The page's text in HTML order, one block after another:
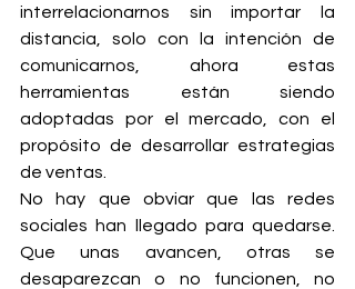
interrelacionarnos sin importar la
distancia, solo con la intención de
comunicarnos, ahora estas
herramientas están siendo
adoptadas por el mercado, con el
propósito de desarrollar estrategias
de ventas.
No hay que obviar que las redes
sociales han llegado para quedarse.
Que unas avancen, otras se
desaparezcan o no funcionen, no